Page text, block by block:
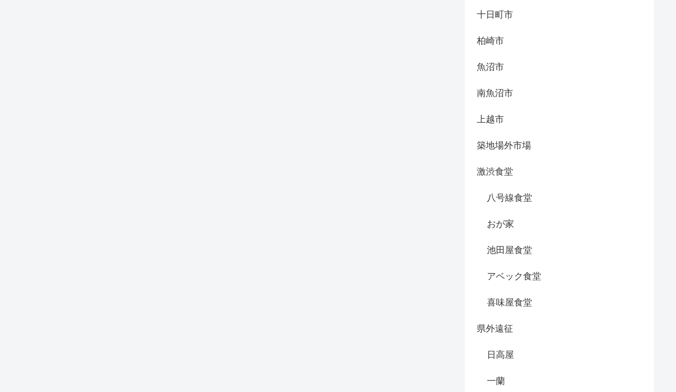
十日町市
柏崎市
魚沼市
南魚沼市
上越市
築地場外市場
激渋食堂
八号線食堂
おが家
池田屋食堂
アベック食堂
喜味屋食堂
県外遠征
日高屋
一蘭